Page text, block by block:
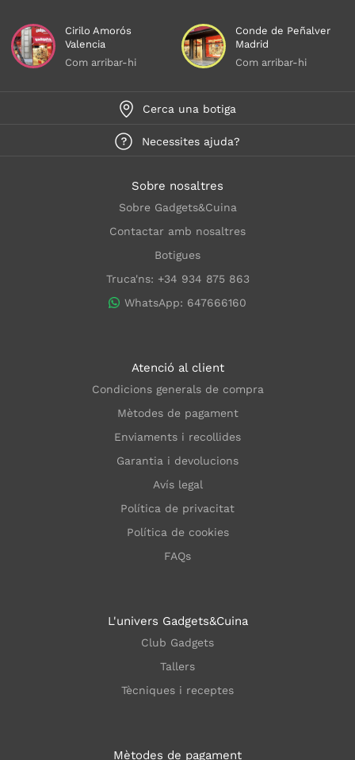
Cirilo Amorós
Valencia
Com arribar-hi
Conde de Peñalver
Madrid
Com arribar-hi
Cerca una botiga
Necessites ajuda?
Sobre nosaltres
Sobre Gadgets&Cuina
Contactar amb nosaltres
Botigues
Truca'ns: +34 934 875 863
WhatsApp: 647666160
Atenció al client
Condicions generals de compra
Mètodes de pagament
Enviaments i recollides
Garantia i devolucions
Avís legal
Política de privacitat
Política de cookies
FAQs
L'univers Gadgets&Cuina
Club Gadgets
Tallers
Tècniques i receptes
Mètodes de pagament